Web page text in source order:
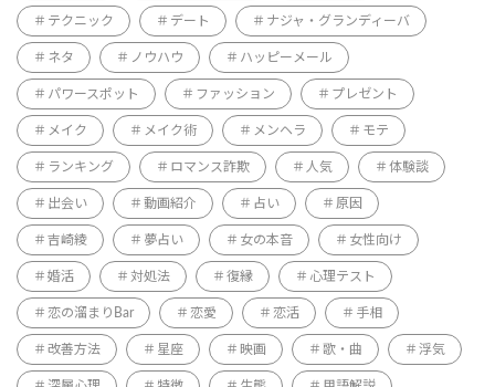
テクニック デート ナジャ・グランディーバ
ネタ ノウハウ ハッピーメール
パワースポット ファッション プレゼント
メイク メイク術 メンヘラ モテ
ランキング ロマンス詐欺 人気 体験談
出会い 動画紹介 占い 原因
吉崎綾 夢占い 女の本音 女性向け
婚活 対処法 復縁 心理テスト
恋の溜まりBar 恋愛 恋活 手相
改善方法 星座 映画 歌・曲 浮気